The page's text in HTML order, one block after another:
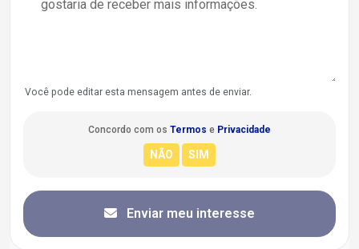
Você pode editar esta mensagem antes de enviar.
Concordo com os Termos e Privacidade
Enviar meu interesse